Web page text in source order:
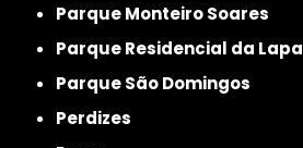
Parque Monteiro Soares
Parque Residencial da Lapa
Parque São Domingos
Perdizes